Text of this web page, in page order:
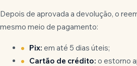
Depois de aprovada a devolução, o
mesmo meio de pagamento:
Pix: em até 5 dias úteis;
Cartão de crédito: o estorno